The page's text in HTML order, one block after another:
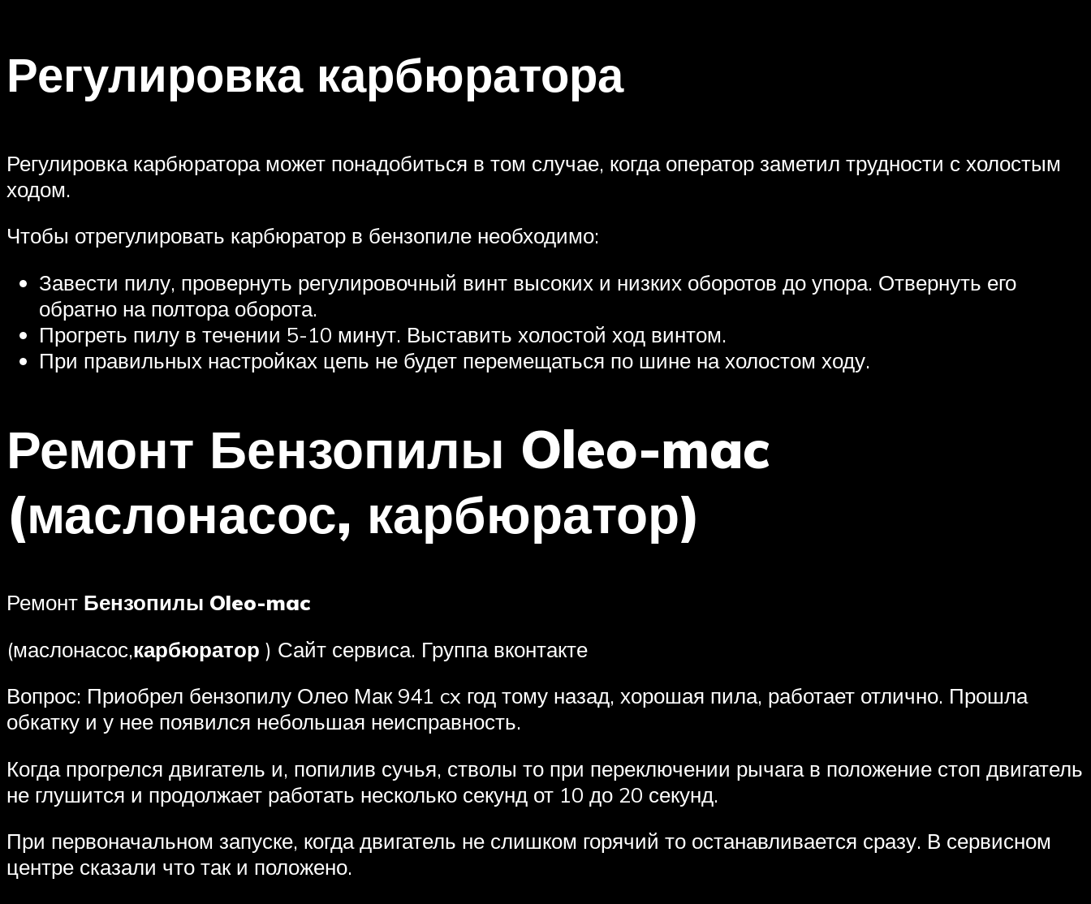
Регулировка карбюратора
Регулировка карбюратора может понадобиться в том случае, когда оператор заметил трудности с холостым
ходом.
Чтобы отрегулировать карбюратор в бензопиле необходимо:
Завести пилу, провернуть регулировочный винт высоких и низких оборотов до упора. Отвернуть его
обратно на полтора оборота.
Прогреть пилу в течении 5-10 минут. Выставить холостой ход винтом.
При правильных настройках цепь не будет перемещаться по шине на холостом ходу.
Ремонт Бензопилы Oleo-mac
(маслонасос, карбюратор)
Ремонт Бензопилы Oleo-mac
(маслонасос,карбюратор ) Сайт сервиса. Группа вконтакте
Вопрос: Приобрел бензопилу Олео Мак 941 cx год тому назад, хорошая пила, работает отлично. Прошла
обкатку и у нее появился небольшая неисправность.
Когда прогрелся двигатель и, попилив сучья, стволы то при переключении рычага в положение стоп двигатель
не глушится и продолжает работать несколько секунд от 10 до 20 секунд.
При первоначальном запуске, когда двигатель не слишком горячий то останавливается сразу. В сервисном
центре сказали что так и положено.